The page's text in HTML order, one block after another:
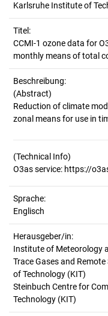
Karlsruhe Institute of
Titel:
CCMI-1 ozone data for
monthly means of total
Beschreibung:
(Abstract)
Reduction of climate
(Technical Info)
Sprache:
Englisch
Herausgeber/in:
Institute of Meteorology
Trace Gases and
of Technology (KIT)
Steinbuch Centre for
Technology (KIT)